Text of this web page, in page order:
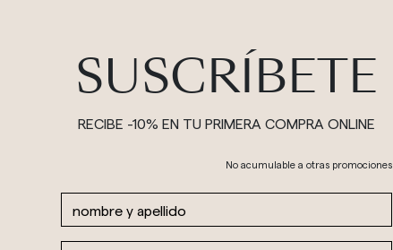
SUSCRÍBETE
RECIBE -10% EN TU PRIMERA COMPRA ONLINE
No acumulable a otras promociones